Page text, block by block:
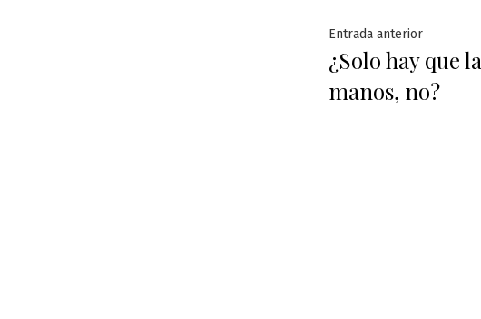
Navegación
de
entradas
Entrada anteriorEntrada
¿Solo hay que
manos, no?